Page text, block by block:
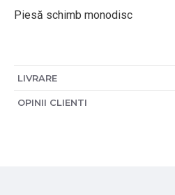
Piesă schimb monodisc
LIVRARE
OPINII CLIENTI